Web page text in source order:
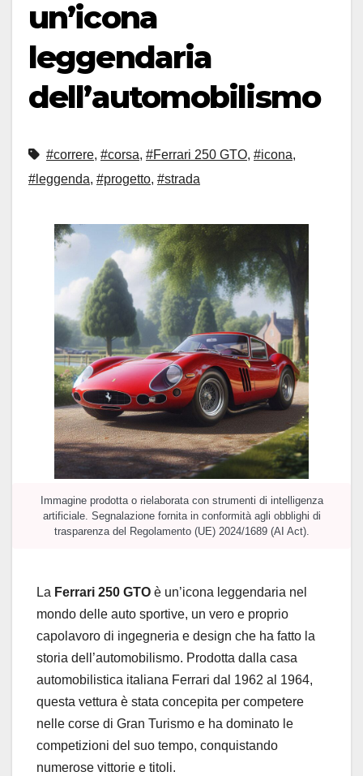
un’icona
leggendaria
dell’automobilismo
#correre, #corsa, #Ferrari 250 GTO, #icona,
#leggenda, #progetto, #strada
Immagine prodotta o rielaborata con strumenti di intelligenza
artificiale. Segnalazione fornita in conformità agli obblighi di
trasparenza del Regolamento (UE) 2024/1689 (AI Act).
La Ferrari 250 GTO è un’icona leggendaria nel
mondo delle auto sportive, un vero e proprio
capolavoro di ingegneria e design che ha fatto la
storia dell’automobilismo. Prodotta dalla casa
automobilistica italiana Ferrari dal 1962 al 1964,
questa vettura è stata concepita per competere
nelle corse di Gran Turismo e ha dominato le
competizioni del suo tempo, conquistando
numerose vittorie e titoli.